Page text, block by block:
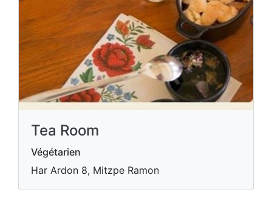
Tea Room
Végétarien
Har Ardon 8, Mitzpe Ramon